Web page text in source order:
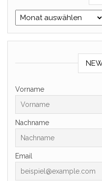
Archiv
Vorname
Nachname
Email